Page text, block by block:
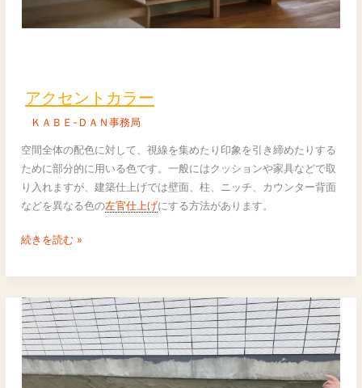
アクセントカラー
ＫＡＢＥ-ＤＡＮ事務局
空間全体の配色に対して、視線を集めたり印象を引き締めたりする
ために部分的に用いる色です。一般にはクッションや家具などで取
り入れますが、建築仕上げでは壁面、柱、ニッチ、カウンター背面
などを異なる色の左官仕上げにする方法があります。
ン
カ
ラ
ー
続きを読む »